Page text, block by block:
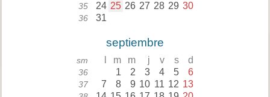
35 24 25 26 27 28 29 30
36 31
septiembre
sm m m j v s d
36 1 2 3 4 5 6
37 7 8 9 10 11 12 13